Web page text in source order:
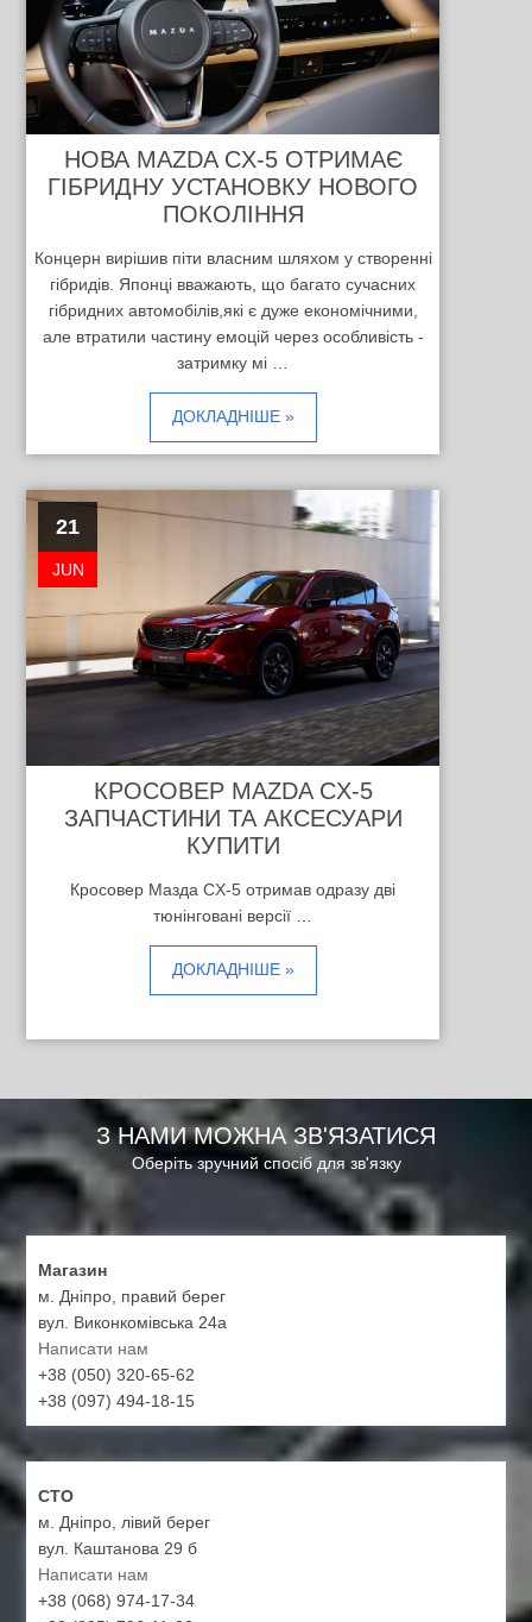
НОВА MAZDA CX-5 ОТРИМАЄ
ГІБРИДНУ УСТАНОВКУ НОВОГО
ПОКОЛІННЯ
Концерн вирішив піти власним шляхом у створенні
гібридів. Японці вважають, що багато сучасних
гібридних автомобілів,які є дуже економічними,
але втратили частину емоцій через особливість -
затримку мі …
ДОКЛАДНІШЕ »
21
JUN
КРОСОВЕР MAZDA CX-5
ЗАПЧАСТИНИ ТА АКСЕСУАРИ
КУПИТИ
Кросовер Мазда CX-5 отримав одразу дві
тюнінговані версії …
ДОКЛАДНІШЕ »
З НАМИ МОЖНА ЗВ'ЯЗАТИСЯ
Оберіть зручний спосіб для зв'язку
Магазин
м. Дніпро, правий берег
вул. Виконкомівська 24а
Написати нам
+38 (050) 320-65-62
+38 (097) 494-18-15
СТО
м. Дніпро, лівий берег
вул. Каштанова 29 б
Написати нам
+38 (068) 974-17-34